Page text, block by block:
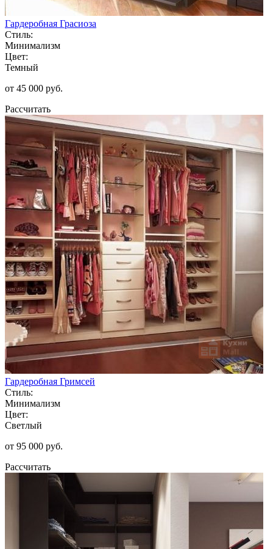
Гардеробная Грасиоза
Стиль:
Минимализм
Цвет:
Темный
от 45 000 руб.
Рассчитать
Гардеробная Гримсей
Стиль:
Минимализм
Цвет:
Светлый
от 95 000 руб.
Рассчитать